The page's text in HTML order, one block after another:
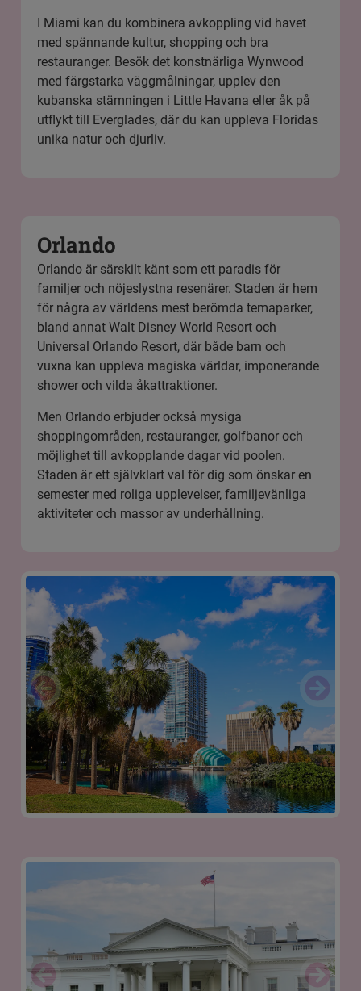
I Miami kan du kombinera avkoppling vid havet
med spännande kultur, shopping och bra
restauranger. Besök det konstnärliga Wynwood
med färgstarka väggmålningar, upplev den
kubanska stämningen i Little Havana eller åk på
utflykt till Everglades, där du kan uppleva Floridas
unika natur och djurliv.
Orlando
Orlando är särskilt känt som ett paradis för
familjer och nöjeslystna resenärer. Staden är hem
för några av världens mest berömda temaparker,
bland annat Walt Disney World Resort och
Universal Orlando Resort, där både barn och
vuxna kan uppleva magiska världar, imponerande
shower och vilda åkattraktioner.
Men Orlando erbjuder också mysiga
shoppingområden, restauranger, golfbanor och
möjlighet till avkopplande dagar vid poolen.
Staden är ett självklart val för dig som önskar en
semester med roliga upplevelser, familjevänliga
aktiviteter och massor av underhållning.